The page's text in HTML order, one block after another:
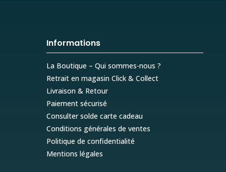
Informations
La Boutique – Qui sommes-nous ?
Retrait en magasin Click & Collect
Livraison & Retour
Paiement sécurisé
Consulter solde carte cadeau
Conditions générales de ventes
Politique de confidentialité
Mentions légales